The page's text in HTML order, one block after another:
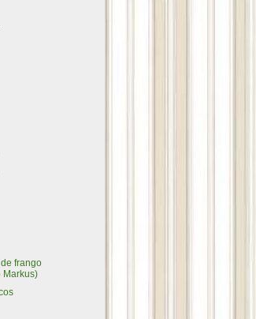
frango
Markus)